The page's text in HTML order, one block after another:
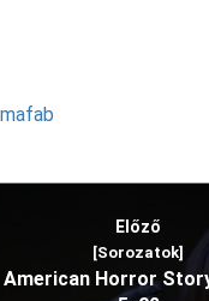
mafab
Előző
[Sorozatok]
American Horror